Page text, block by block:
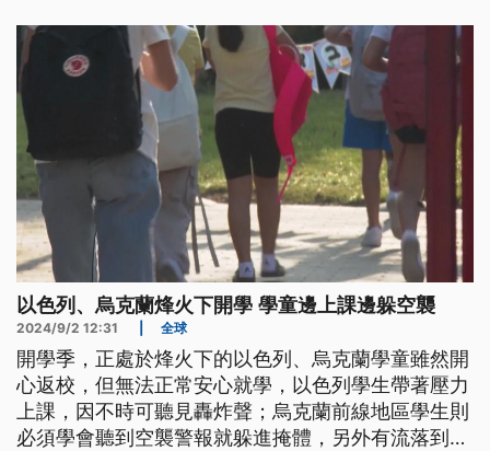
以色列、烏克蘭烽火下開學 學童邊上課邊躲空襲
2024/9/2 12:31 全球
開學季，正處於烽火下的以色列、烏克蘭學童雖然開
心返校，但無法正常安心就學，以色列學生帶著壓力
上課，因不時可聽見轟炸聲；烏克蘭前線地區學生則
必須學會聽到空襲警報就躲進掩體，另外有流落到波